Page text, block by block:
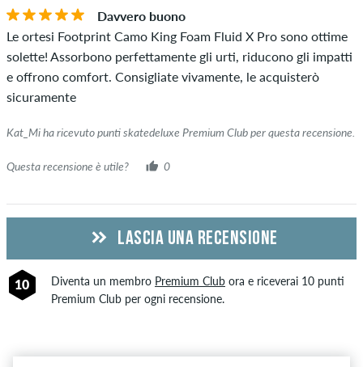
Se la recensione è di una persona che ha effettivamente
acquistato questo articolo, puoi vederlo dal segno di spunta
verde accanto al nome con le parole "acquisto verificato". Per
queste persone, l'acquisto è stato verificato in base ai loro
ordini. Per le recensioni senza un segno di spunta verde, non
effettivamente posseduto l'articolo.
Davvero buono
Le ortesi Footprint Camo King Foam Fluid X Pro sono ottime
solette! Assorbono perfettamente gli urti, riducono gli impatti
e offrono comfort. Consigliate vivamente, le acquisterò
sicuramente
Kat_Mi ha ricevuto punti skatedeluxe Premium Club per questa recensione.
Questa recensione è utile? 0
LASCIA UNA RECENSIONE
10 Diventa un membro Premium Clubora e riceverai 10 punti
Premium Club per ogni recensione.